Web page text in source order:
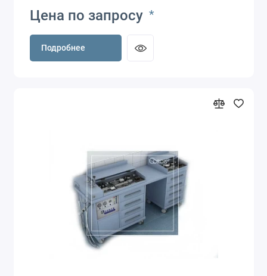
Цена по запросу *
Подробнее